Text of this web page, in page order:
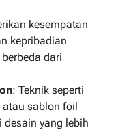
kesempatan
kepribadian
dari
: Teknik seperti
sablon foil
yang lebih